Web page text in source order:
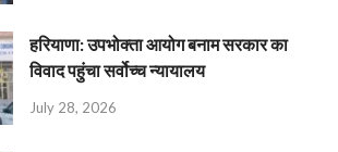
हरियाणा: उपभोक्ता आयोग बनाम सरकार का
विवाद पहुंचा सर्वोच्च न्यायालय
July 28, 2026